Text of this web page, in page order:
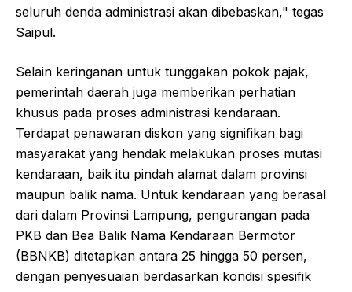
seluruh denda administrasi akan dibebaskan," tegas
Saipul.
Selain keringanan untuk tunggakan pokok pajak,
pemerintah daerah juga memberikan perhatian
khusus pada proses administrasi kendaraan.
Terdapat penawaran diskon yang signifikan bagi
masyarakat yang hendak melakukan proses mutasi
kendaraan, baik itu pindah alamat dalam provinsi
maupun balik nama. Untuk kendaraan yang berasal
dari dalam Provinsi Lampung, pengurangan pada
PKB dan Bea Balik Nama Kendaraan Bermotor
(BBNKB) ditetapkan antara 25 hingga 50 persen,
dengan penyesuaian berdasarkan kondisi spesifik